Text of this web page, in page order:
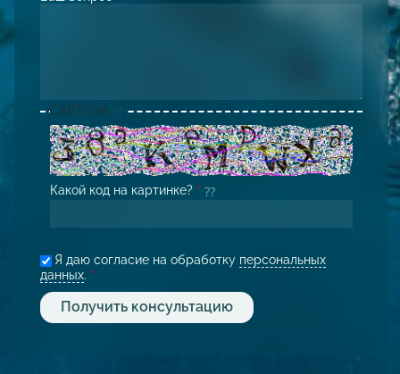
CAPTCHA
Какой код на картинке? *
Я даю согласие на обработку персональных
данных. *